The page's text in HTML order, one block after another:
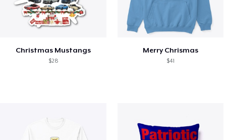
Christmas Mustangs
$28
Merry Chrismas
$41